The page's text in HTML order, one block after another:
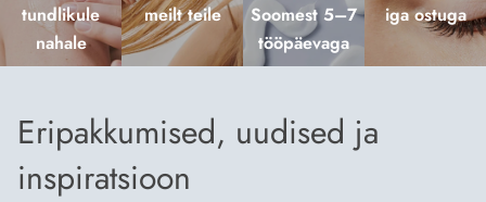
tundlikule
nahale
meilt teile
Soomest 5–7
tööpäevaga
iga ostuga
Eripakkumised, uudised ja
inspiratsioon